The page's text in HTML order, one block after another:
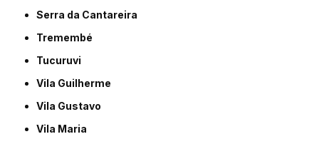
Serra da Cantareira
Tremembé
Tucuruvi
Vila Guilherme
Vila Gustavo
Vila Maria